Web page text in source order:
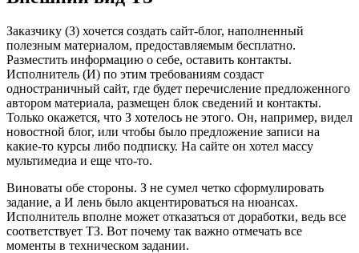
Заказчику (З) хочется создать сайт-блог, наполненный
полезным материалом, предоставляемым бесплатно.
Разместить информацию о себе, оставить контакты.
Исполнитель (И) по этим требованиям создаст
одностраничный сайт, где будет перечисление предложенного
автором материала, размещен блок сведений и контакты.
Только окажется, что З хотелось не этого. Он, например, видел
новостной блог, или чтобы было предложение записи на
какие-то курсы либо подписку. На сайте он хотел массу
мультимедиа и еще что-то.
Виноваты обе стороны. З не сумел четко сформулировать
задание, а И лень было акцентироваться на нюансах.
Исполнитель вполне может отказаться от доработки, ведь все
соответствует ТЗ. Вот почему так важно отмечать все
моменты в техническом задании.